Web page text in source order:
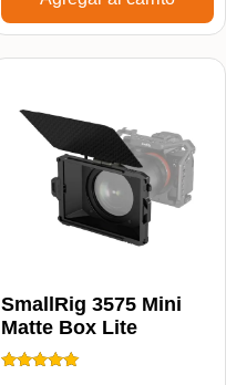
SmallRig 3575 Mini
Matte Box Lite